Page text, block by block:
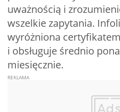
uważnością i
wszelkie zapytania.
wyróżniona certyfikatem
i obsługuje średnio
miesięcznie.